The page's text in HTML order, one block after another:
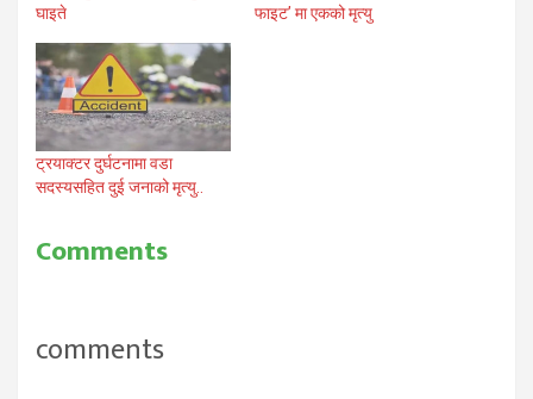
घाइते
फाइट’ मा एकको मृत्यु
ट्रयाक्टर दुर्घटनामा वडा
सदस्यसहित दुई जनाको मृत्यु..
Comments
comments